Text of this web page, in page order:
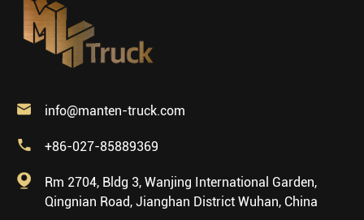
 info@manten-truck.com
 +86-027-85889369

Rm 2704, Bldg 3, Wanjing International Garden,
Qingnian Road, Jianghan District Wuhan, China